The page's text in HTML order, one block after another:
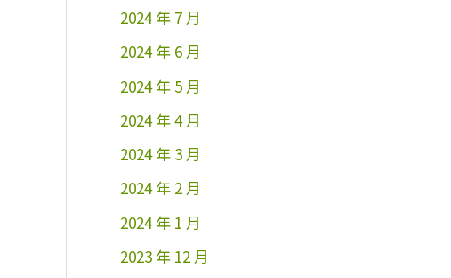
2024 年 7 月
2024 年 6 月
2024 年 5 月
2024 年 4 月
2024 年 3 月
2024 年 2 月
2024 年 1 月
2023 年 12 月